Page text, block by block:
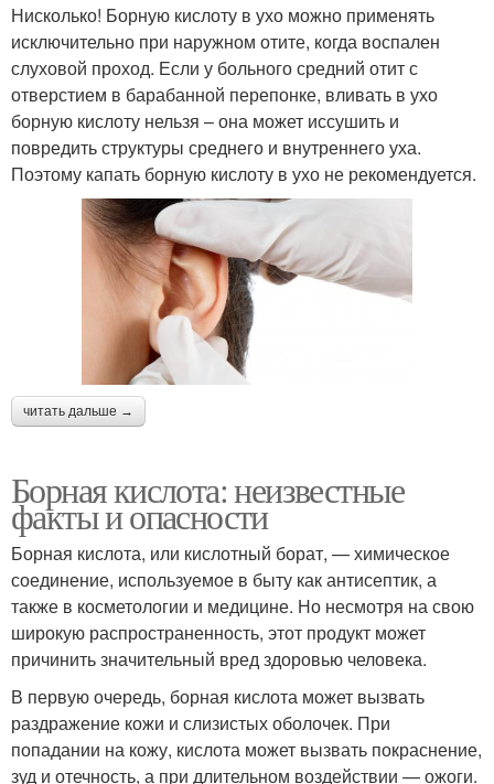
Нисколько! Борную кислоту в ухо можно применять
исключительно при наружном отите, когда воспален
слуховой проход. Если у больного средний отит с
отверстием в барабанной перепонке, вливать в ухо
борную кислоту нельзя – она может иссушить и
повредить структуры среднего и внутреннего уха.
Поэтому капать борную кислоту в ухо не рекомендуется.
читать дальше →
Борная кислота: неизвестные
факты и опасности
Борная кислота, или кислотный борат, — химическое
соединение, используемое в быту как антисептик, а
также в косметологии и медицине. Но несмотря на свою
широкую распространенность, этот продукт может
причинить значительный вред здоровью человека.
В первую очередь, борная кислота может вызвать
раздражение кожи и слизистых оболочек. При
попадании на кожу, кислота может вызвать покраснение,
зуд и отечность, а при длительном воздействии — ожоги.